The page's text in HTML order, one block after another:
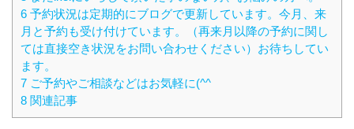
6 予約状況は定期的にブログで更新しています。今月、来
月と予約も受け付けています。（再来月以降の予約に関し
ては直接空き状況をお問い合わせください）お待ちしてい
ます。
7 ご予約やご相談などはお気軽に(^^
8 関連記事